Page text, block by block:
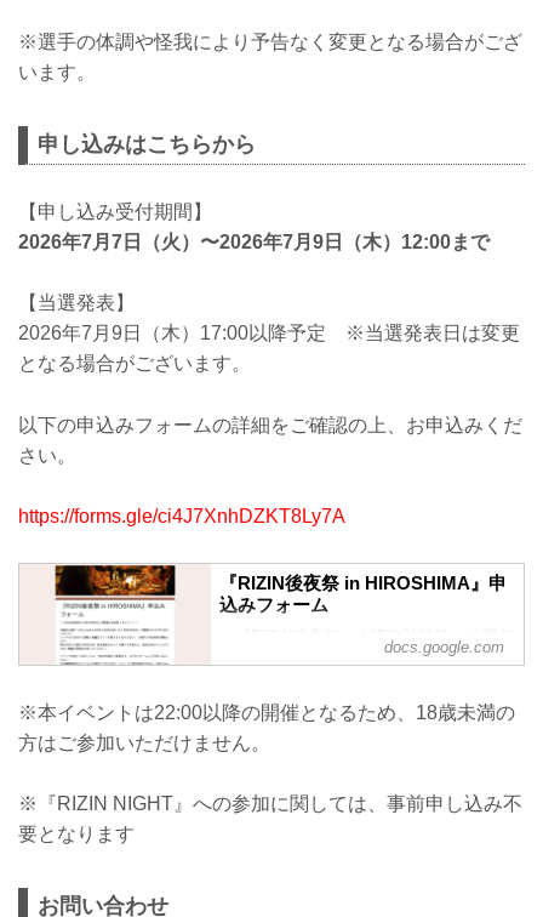
※選手の体調や怪我により予告なく変更となる場合がござ
います。
申し込みはこちらから
【申し込み受付期間】
2026年7月7日（火）〜2026年7月9日（木）12:00まで
【当選発表】
2026年7月9日（木）17:00以降予定 ※当選発表日は変更
となる場合がございます。
以下の申込みフォームの詳細をご確認の上、お申込みくだ
さい。
https://forms.gle/ci4J7XnhDZKT8Ly7A
『RIZIN後夜祭 in HIROSHIMA』申
込みフォーム
＼『RIZIN後夜祭 in HIROSHIMA』の開催
広島初上陸の「abc presents RIZIN
LANDMARK 15 in HIROSHIMA」が開催
される7月に突入しました！
の皆さまと分かち合う、一夜限りの後夜
docs.google.com
※本イベントは22:00以降の開催となるため、18歳未満の
方はご参加いただけません。
※『RIZIN NIGHT』への参加に関しては、事前申し込み不
要となります
お問い合わせ